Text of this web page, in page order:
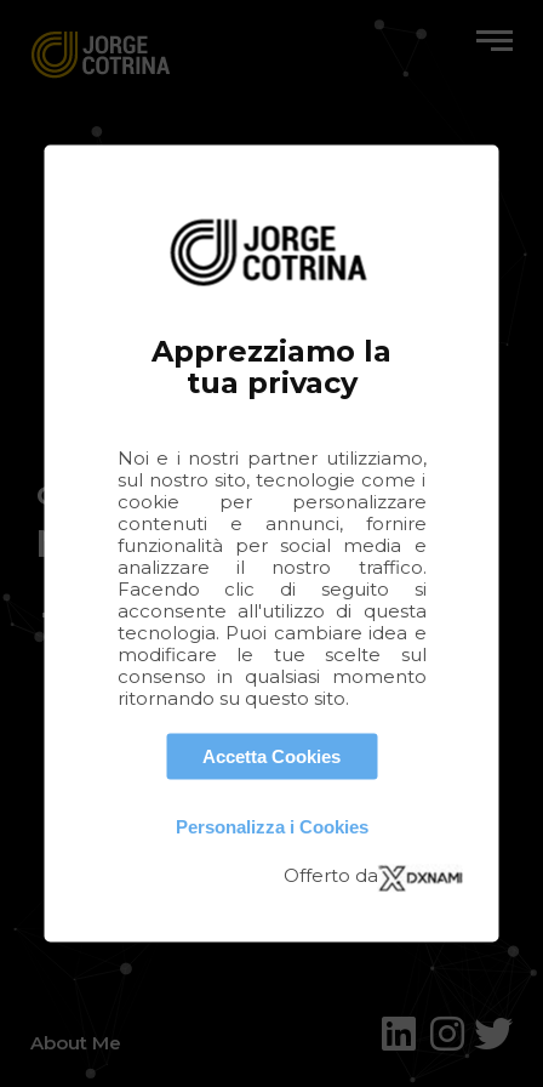
Ciao,
Mi piaceIntraprendere
About Me
Apprezziamo la
tua privacy
Noi e i nostri partner utilizziamo,
sul nostro sito, tecnologie come i
cookie per personalizzare
contenuti e annunci, fornire
funzionalità per social media e
analizzare il nostro traffico.
Facendo clic di seguito si
acconsente all'utilizzo di questa
tecnologia. Puoi cambiare idea e
modificare le tue scelte sul
consenso in qualsiasi momento
ritornando su questo sito.
Accetta Cookies
Personalizza i Cookies
Offerto da